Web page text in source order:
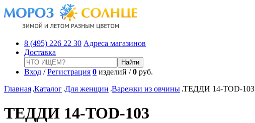
8 (495) 226 22 30 Адреса магазинов
Доставка
Вход /Регистрация 0 изделий /0 руб.
Главная Каталог Для женщин Варежки из овчины ТЕДДИ 14-TOD-103
ТЕДДИ 14-TOD-103